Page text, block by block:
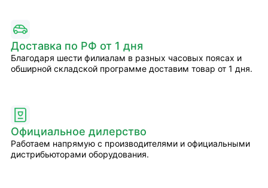
Доставка по РФ от 1 дня
Благодаря шести филиалам в разных часовых поясах и
обширной складской программе доставим товар от 1 дня.
Официальное дилерство
Работаем напрямую с производителями и официальными
дистрибьюторами оборудования.